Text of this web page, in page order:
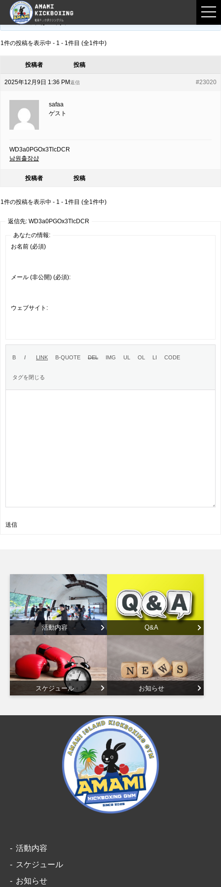
フロントページ › フォーラム
このトピックは空です。
1件の投稿を表示中 - 1 - 1件目 (全1件中)
投稿者 投稿
2025年12月9日 1:36 PM #23020
返信
safaa
ゲスト
WD3a0PGOx3TlcDCR
남원출장샵
投稿者 投稿
1件の投稿を表示中 - 1 - 1件目 (全1件中)
返信先: WD3a0PGOx3TlcDCR
あなたの情報:
お名前 (必須)
メール (非公開) (必須):
ウェブサイト:
送信
活動内容 Q&A
スケジュール お知らせ
活動内容
スケジュール
お知らせ